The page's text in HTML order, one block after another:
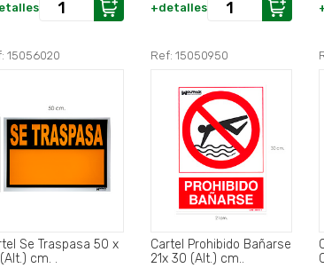
+detalles
15056020
Se Traspasa 50 x
cm. .
Ref: 15050950
Cartel Prohibido Bañarse
21x 30 (Alt.) cm..